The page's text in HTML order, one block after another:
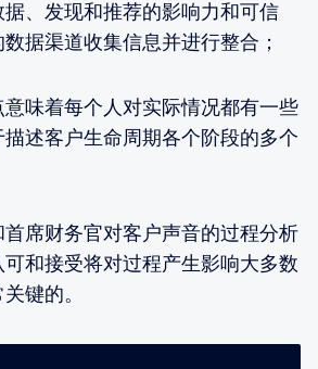
、发现和推荐的影响力和可信
据渠道收集信息并进行整合；
味着每个人对实际情况都有一些
述客户生命周期各个阶段的多个
席财务官对客户声音的过程分析
和接受将对过程产生影响大多数
键的。